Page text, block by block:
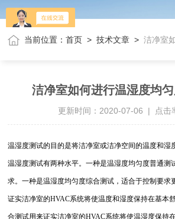
当前位置：首页 >技术文章 >洁净室如何
洁净室如何进行温湿度均
更新时间：2020-07-06 | 点击
温湿度测试的目的是将洁净室或洁净空间的温度和湿
温湿度测试有两种水平。一种是温湿度均匀度普通测
求。一种是温湿度均匀度综合测试，适合于控制要求
证实洁净室的HVAC系统将使温度和湿度保持在基本
合测试用来证实洁净室的HVAC系统将使温湿度保持